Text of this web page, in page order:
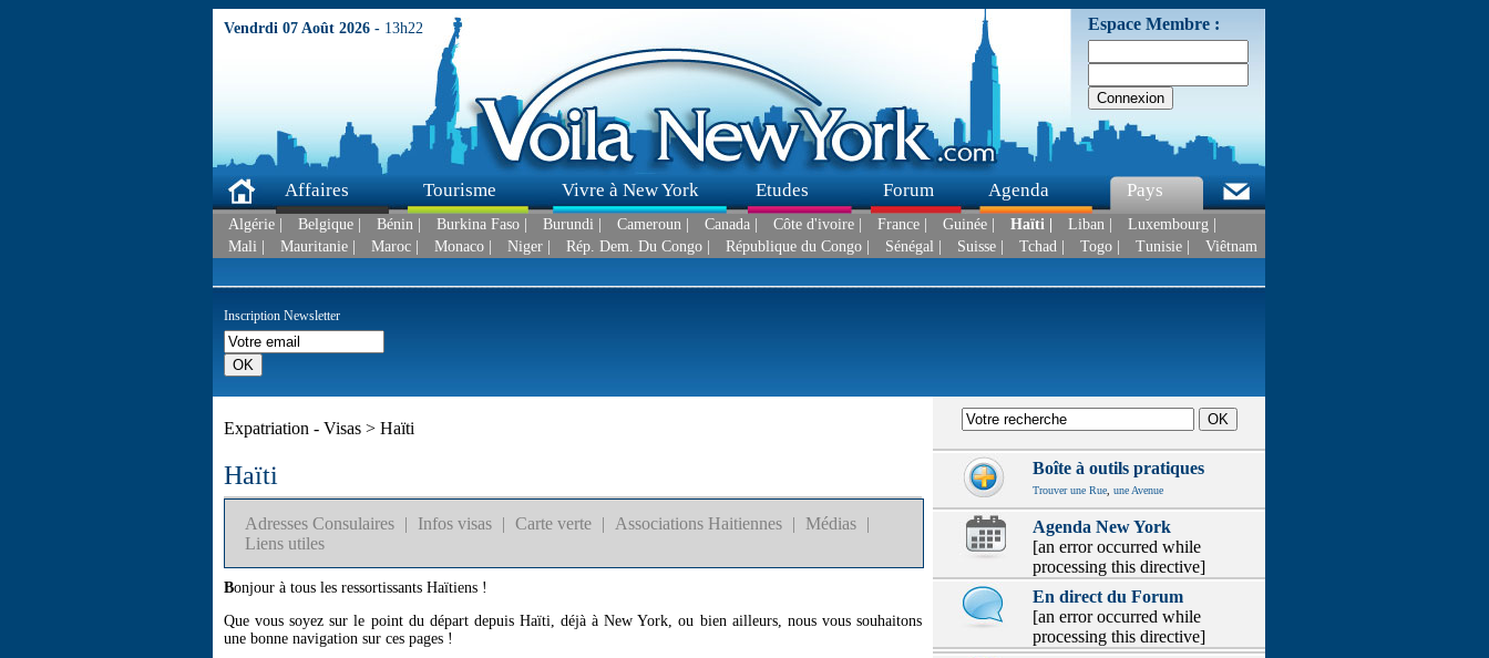
Vendrdi 07 Août 2026 - 13h22 Espace Membre :
Affaires Tourisme Vivre à New York Etudes Forum Agenda Pays
Algérie | Belgique | Bénin | Burkina Faso | Burundi | Cameroun | Canada | Côte d'ivoire | France | Guinée | Haïti | Liban |
Luxembourg |
Mali |
Mauritanie | Maroc | Monaco | Niger | Rép. Dem. Du Congo | République du Congo | Sénégal | Suisse | Tchad | Togo | Tunisie | Viêtnam
Inscription Newsletter
Expatriation - Visas > Haïti
Haïti
Adresses Consulaires | Infos visas | Carte verte | Associations Haitiennes | Médias
|
Liens utiles
Bonjour à tous les ressortissants Haïtiens !
Que vous soyez sur le point du départ depuis Haïti, déjà à New York, ou bien ailleurs, nous vous souhaitons
une bonne navigation sur ces pages !
Boîte à outils pratiques
Trouver une Rue une Avenue
Agenda New York
[an error occurred while
processing this directive]
En direct du Forum
[an error occurred while
processing this directive]